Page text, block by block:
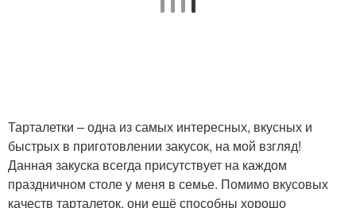
Тарталетки – одна из самых интересных, вкусных и
быстрых в приготовлении закусок, на мой взгляд!
Данная закуска всегда присутствует на каждом
праздничном столе у меня в семье. Помимо вкусовых
качеств тарталеток, они ещё способны хорошо